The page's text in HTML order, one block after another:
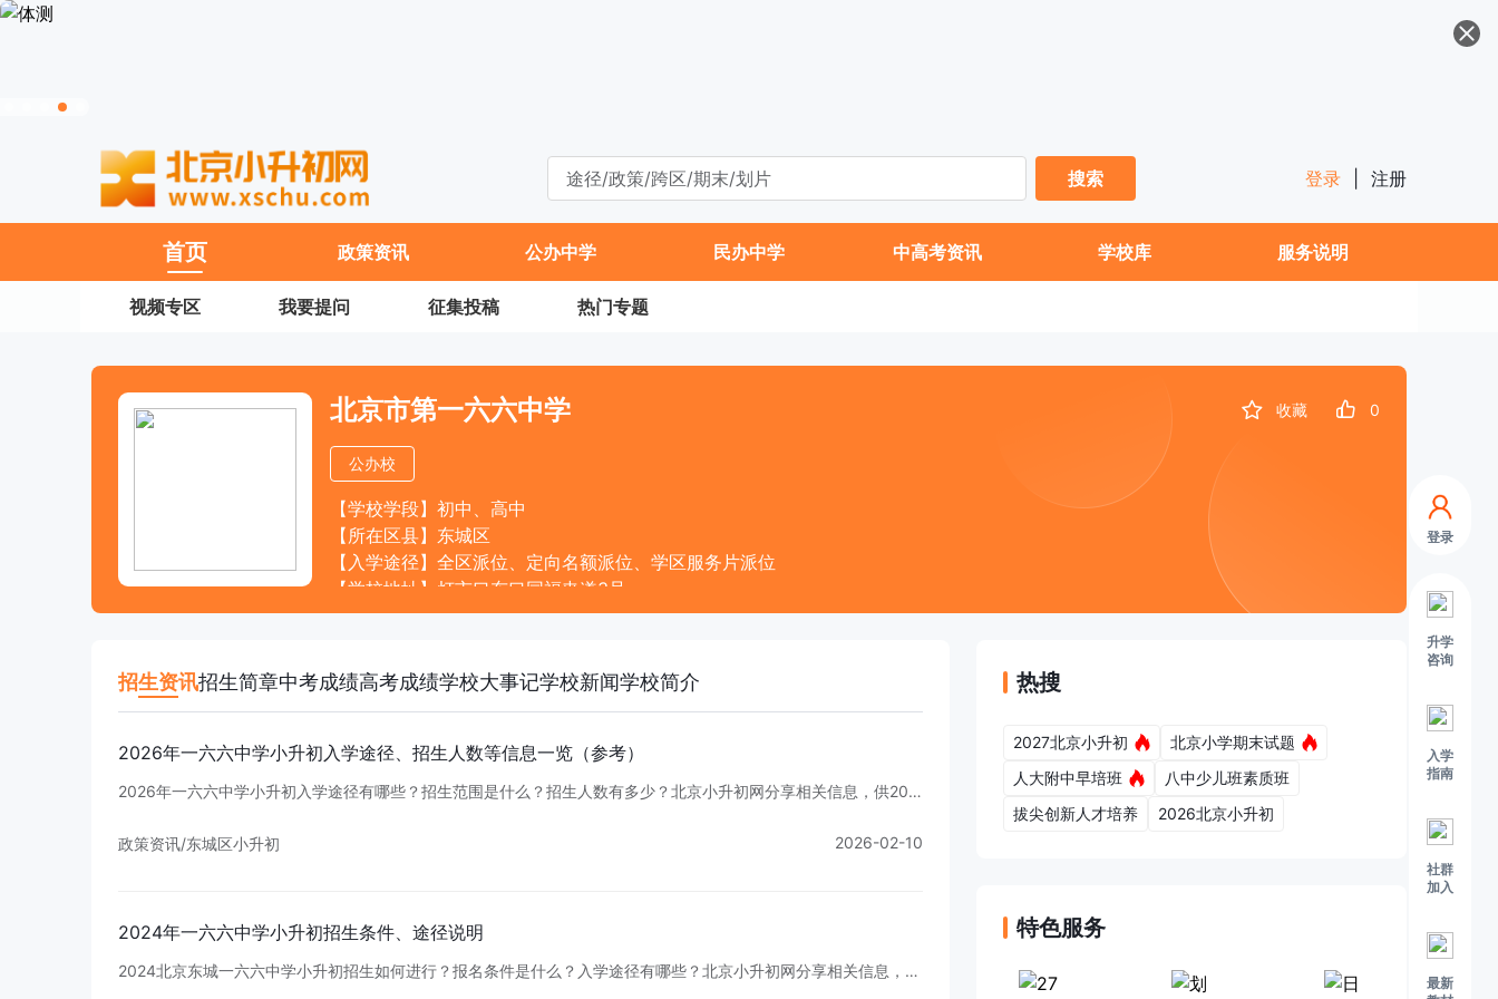
登录
升学
咨询
入学
指南
社群
加入
最新
搜索
登录 注册
首页 政策资讯 公办中学 民办中学 中高考资讯 学校库 服务说明
视频专区 我要提问 征集投稿 热门专题
北京市第一六六中学 收藏 0
公办校
【学校学段】初中、高中
【所在区县】东城区
【入学途径】全区派位、定向名额派位、学区服务片派位
【学校地址】灯市口东口同福夹道3号
【联系电话】65134839
【电子邮箱】wanglei@bj166z.cn
招生资讯招生简章中考成绩高考成绩学校大事记学校新闻学校简介
2026年一六六中学小升初入学途径、 招生人数等信息一览 （参考）
2026年一六六中学小升初 入学途径有哪些 ？招生范围是什么 ？招生 人数有多少 ？北京小升初网分享相关信息 ， 供2026 后东城 小 升 初 家 长 查 看。
政策资讯/东城区小升初 2026-02-10
2024年一六六中学小升初招生条件、 途径说明
2024北京东城一六六中学小升初招生如何进行 ？报名条件是什么 ？ 入学途径有哪些 ？北京小升初网分享相关信息 ， 供 学初 城小
热搜
2027北京小升初
北京小学期末试题
人大附中早培班
八中少儿班素质班
拔尖创新人才培养
2026北京小升初
特色服务